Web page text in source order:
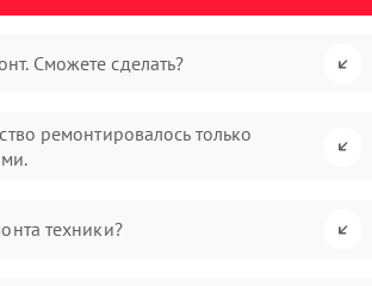
Сможете сделать?
ремонтировалось только
техники?